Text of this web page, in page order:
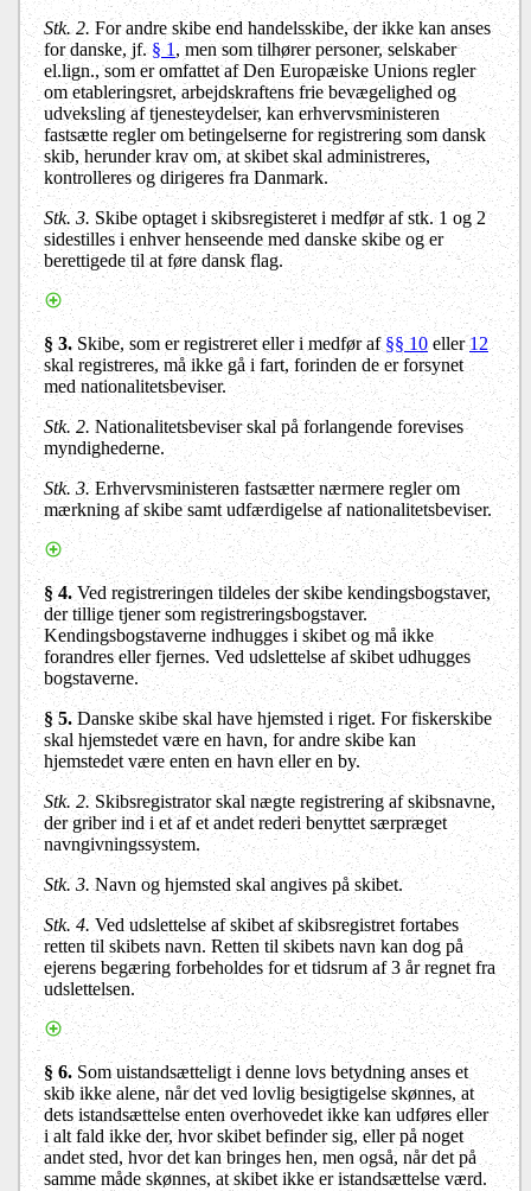
Stk. 2. For andre skibe end handelsskibe, der ikke kan anses
for danske, jf.§ 1, men som tilhører personer, selskaber
el.lign., som er omfattet af Den Europæiske Unions regler
om etableringsret, arbejdskraftens frie bevægelighed og
udveksling af tjenesteydelser, kan erhvervsministeren
fastsætte regler om betingelserne for registrering som dansk
skib, herunder krav om, at skibet skal administreres,
kontrolleres og dirigeres fra Danmark.
Stk. 3. Skibe optaget i skibsregisteret i medfør af stk. 1 og 2
sidestilles i enhver henseende med danske skibe og er
berettigede til at føre dansk flag.
§ 3. Skibe, som er registreret eller i medfør af§§ 10eller12
skal registreres, må ikke gå i fart, forinden de er forsynet
med nationalitetsbeviser.
Stk. 2. Nationalitetsbeviser skal på forlangende forevises
myndighederne.
Stk. 3. Erhvervsministeren fastsætter nærmere regler om
mærkning af skibe samt udfærdigelse af nationalitetsbeviser.
§ 4. Ved registreringen tildeles der skibe kendingsbogstaver,
der tillige tjener som registreringsbogstaver.
Kendingsbogstaverne indhugges i skibet og må ikke
forandres eller fjernes. Ved udslettelse af skibet udhugges
bogstaverne.
§ 5. Danske skibe skal have hjemsted i riget. For fiskerskibe
skal hjemstedet være en havn, for andre skibe kan
hjemstedet være enten en havn eller en by.
Stk. 2. Skibsregistrator skal nægte registrering af skibsnavne,
der griber ind i et af et andet rederi benyttet særpræget
navngivningssystem.
Stk. 3. Navn og hjemsted skal angives på skibet.
Stk. 4. Ved udslettelse af skibet af skibsregistret fortabes
retten til skibets navn. Retten til skibets navn kan dog på
ejerens begæring forbeholdes for et tidsrum af 3 år regnet fra
udslettelsen.
§ 6. Som uistandsætteligt i denne lovs betydning anses et
skib ikke alene, når det ved lovlig besigtigelse skønnes, at
dets istandsættelse enten overhovedet ikke kan udføres eller
i alt fald ikke der, hvor skibet befinder sig, eller på noget
andet sted, hvor det kan bringes hen, men også, når det på
samme måde skønnes, at skibet ikke er istandsættelse værd.